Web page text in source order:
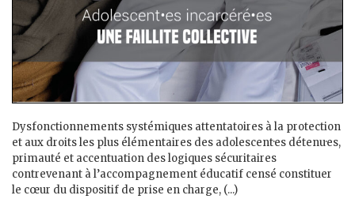
Dysfonctionnements systémiques attentatoires à la protection
et aux droits les plus élémentaires des adolescent·es détenu·es,
primauté et accentuation des logiques sécuritaires
contrevenant à l’accompagnement éducatif censé constituer
le cœur du dispositif de prise en charge, (...)